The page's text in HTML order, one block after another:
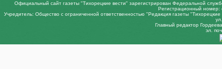
Официальный сайт газеты "Тихорецкие вести" зарегистрирован Федеральной
Регистрационный
Учредитель: Общество с ограниченной ответственностью "Редакция газеты
Главный редактор
эл.